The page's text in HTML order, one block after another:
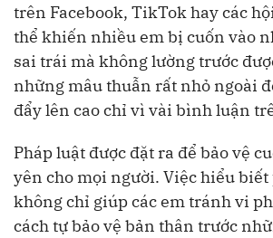
trên Facebook, TikTok hay các
thể khiến nhiều em bị cuốn vào
sai trái mà không lường trước
những mâu thuẫn rất nhỏ ngoài
đẩy lên cao chỉ vì vài bình luận
Pháp luật được đặt ra để bảo vệ
yên cho mọi người. Việc hiểu biết
không chỉ giúp các em tránh vi
cách tự bảo vệ bản thân trước